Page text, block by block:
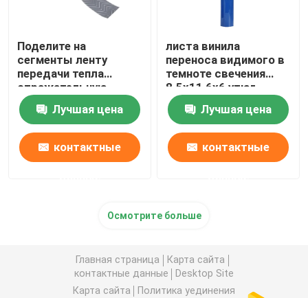
Поделите на
сегменты ленту
передачи тепла
отражательную
Лучшая цена
контактные
листа винила
переноса видимого в
темноте свечения
8.5x11 6x6 утюг
красного голубого
отражательный
дальше для одежды
ветеринара куртки
Лучшая цена
контактные
Осмотрите больше
Главная страница
Карта сайта
контактные данные
Desktop Site
Карта сайта
Политика уединения